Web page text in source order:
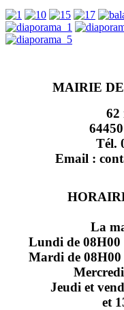
MAIRIE
62
Tél.
Email :
La
Lundi de 08H00
Mardi de 08H00
Jeudi et
et